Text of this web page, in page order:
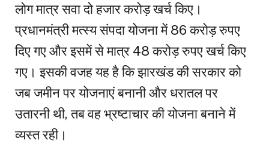
लोग मात्र सवा दो हजार करोड़ खर्च किए।
प्रधानमंत्री मत्स्य संपदा योजना में 86 करोड़ रुपए
दिए गए और इसमें से मात्र 48 करोड़ रुपए खर्च किए
गए। इसकी वजह यह है कि झारखंड की सरकार को
जब जमीन पर योजनाएं बनानी और धरातल पर
उतारनी थी, तब वह भ्रष्टाचार की योजना बनाने में
व्यस्त रही।